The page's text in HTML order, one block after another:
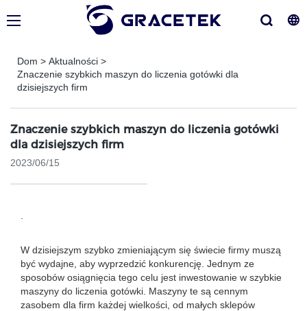
Dom > Aktualności >
Znaczenie szybkich maszyn do liczenia gotówki dla
dzisiejszych firm
Znaczenie szybkich maszyn do liczenia gotówki
dla dzisiejszych firm
2023/06/15
W dzisiejszym szybko zmieniającym się świecie firmy muszą
być wydajne, aby wyprzedzić konkurencję. Jednym ze
sposobów osiągnięcia tego celu jest inwestowanie w szybkie
maszyny do liczenia gotówki. Maszyny te są cennym
zasobem dla firm każdej wielkości, od małych sklepów